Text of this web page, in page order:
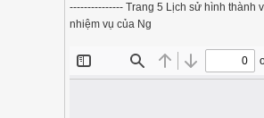
--------------- Trang 5 Lịch sử hình thành
nhiệm vụ của Ng